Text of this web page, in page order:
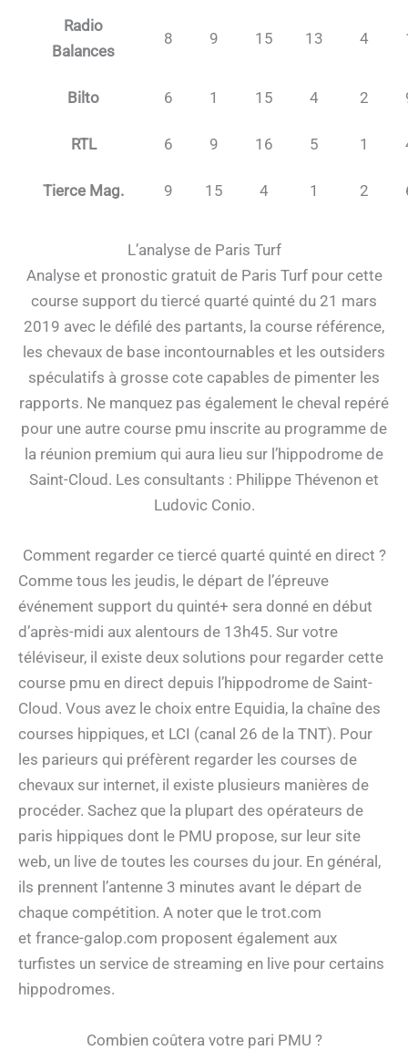
Radio
Balances
8 9 15 13 4
Bilto 6 1 15 4 2
RTL 6 9 16 5 1
Tierce Mag. 9 15 4 1 2
L’analyse de Paris Turf
Analyse et pronostic gratuit de Paris Turf pour cette
course support du tiercé quarté quinté du 21 mars
2019 avec le défilé des partants, la course référence,
les chevaux de base incontournables et les outsiders
spéculatifs à grosse cote capables de pimenter les
rapports. Ne manquez pas également le cheval repéré
pour une autre course pmu inscrite au programme de
la réunion premium qui aura lieu sur l’hippodrome de
Saint-Cloud. Les consultants : Philippe Thévenon et
Ludovic Conio.
Comment regarder ce tiercé quarté quinté en direct ?
Comme tous les jeudis, le départ de l’épreuve
événement support du quinté+ sera donné en début
d’après-midi aux alentours de 13h45. Sur votre
téléviseur, il existe deux solutions pour regarder cette
course pmu en direct depuis l’hippodrome de Saint-
Cloud. Vous avez le choix entre Equidia, la chaîne des
courses hippiques, et LCI (canal 26 de la TNT). Pour
les parieurs qui préfèrent regarder les courses de
chevaux sur internet, il existe plusieurs manières de
procéder. Sachez que la plupart des opérateurs de
paris hippiques dont le PMU propose, sur leur site
web, un live de toutes les courses du jour. En général,
ils prennent l’antenne 3 minutes avant le départ de
chaque compétition. A noter que le trot.com
et france-galop.com proposent également aux
turfistes un service de streaming en live pour certains
hippodromes.
Combien coûtera votre pari PMU ?